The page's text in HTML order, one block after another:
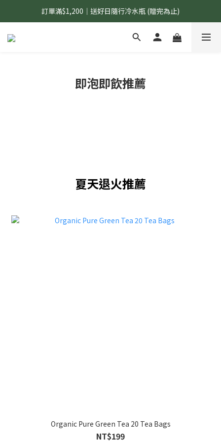
國內$899免運｜加LINE好友領70元優惠券
訂單滿$1,200｜送好日隨行冷水瓶 (贈完為止)
國內$899免運｜加LINE好友領70元優惠券
即泡即飲推薦
夏天退火推薦
Organic Pure Green Tea 20 Tea Bags
NT$199